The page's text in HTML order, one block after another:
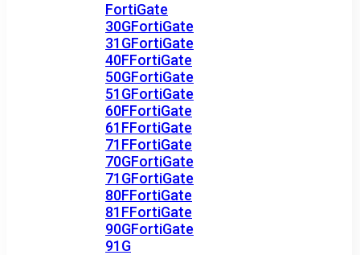
FortiGate
30GFortiGate
31GFortiGate
40FFortiGate
50GFortiGate
51GFortiGate
60FFortiGate
61FFortiGate
71FFortiGate
70GFortiGate
71GFortiGate
80FFortiGate
81FFortiGate
90GFortiGate
91G